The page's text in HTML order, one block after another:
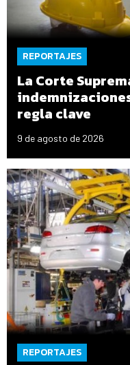
REPORTAJES
La Corte
regla clave
9 de agosto de 2026
REPORTAJES